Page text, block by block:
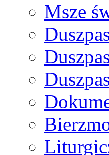
Msze